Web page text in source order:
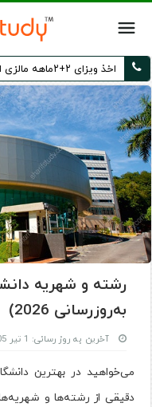
اخذ ویزای ۲+۲ماهه مالزی امکان پذیر شد!
به‌روزرسانی 2026)
آخرین به روز رسانی: 1 تیر 1405
می‌خواهید در بهترین
دقیقی از رشته‌ها و